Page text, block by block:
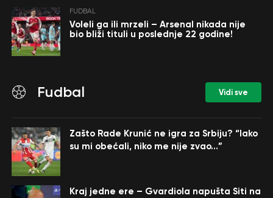
FUDBAL
Voleli ga ili mrzeli – Arsenal nikada nije
bio bliži tituli u poslednje 22 godine!
Fudbal Vidi sve
Zašto Rade Krunić ne igra za Srbiju? “Iako
su mi obećali, niko me nije zvao…”
Kraj jedne ere – Gvardiola napušta Siti na